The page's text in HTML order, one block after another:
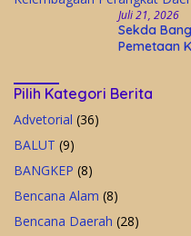
Juli 21, 2026
Sekda
Pemetaan
Pilih Kategori Berita
Advetorial (36)
BALUT (9)
BANGKEP (8)
Bencana Alam (8)
Bencana Daerah (28)